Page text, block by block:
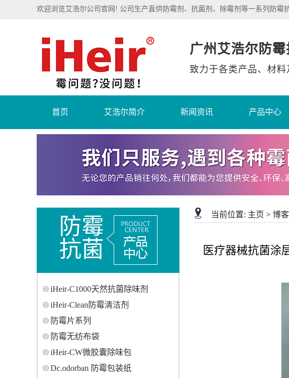
欢迎浏览艾浩尔公司官网! 公司生产直供防霉剂、抗菌剂、除霉剂等一系列防霉
广州艾浩尔防
致力于各类产品、材
首页 艾浩尔简介 新闻资讯 产品中心
防霉
抗菌
iHeir-C1000天然抗菌除味剂
iHeir-Clean防霉清洁剂
防霉片系列
防霉无纺布袋
iHeir-CW微胶囊除味包
Dc.odorban 防霉包装纸
当前位置: 主页 > 博客
医疗器械抗菌涂